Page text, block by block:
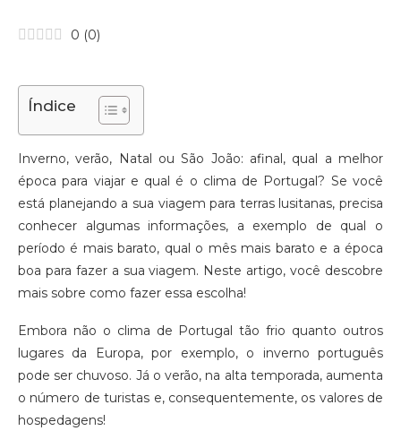
0 (0)
Índice
Inverno, verão, Natal ou São João: afinal, qual a melhor
época para viajar e qual é o clima de Portugal? Se você
está planejando a sua viagem para terras lusitanas, precisa
conhecer algumas informações, a exemplo de qual o
período é mais barato, qual o mês mais barato e a época
boa para fazer a sua viagem. Neste artigo, você descobre
mais sobre como fazer essa escolha!
Embora não o clima de Portugal tão frio quanto outros
lugares da Europa, por exemplo, o inverno português
pode ser chuvoso. Já o verão, na alta temporada, aumenta
o número de turistas e, consequentemente, os valores de
hospedagens!